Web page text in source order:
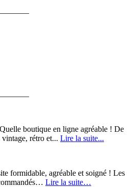
Quelle boutique en ligne agréable ! De
vintage, rétro et... Lire la suite...
formidable, agréable et soigné ! Les
Lire la suite…